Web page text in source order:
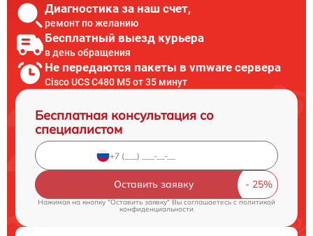
Диагностика за наш счет,
ремонт по желанию
Бесплатный выезд курьера
в день обращения
Не передаются пакеты в vmware сервера
Cisco UCS C480 M5 от 35 минут
Бесплатная консультация со
специалистом
Оставить заявку
Нажимая на кнопку "Оставить заявку" Вы соглашаетесь cполитикой
конфиденциальности